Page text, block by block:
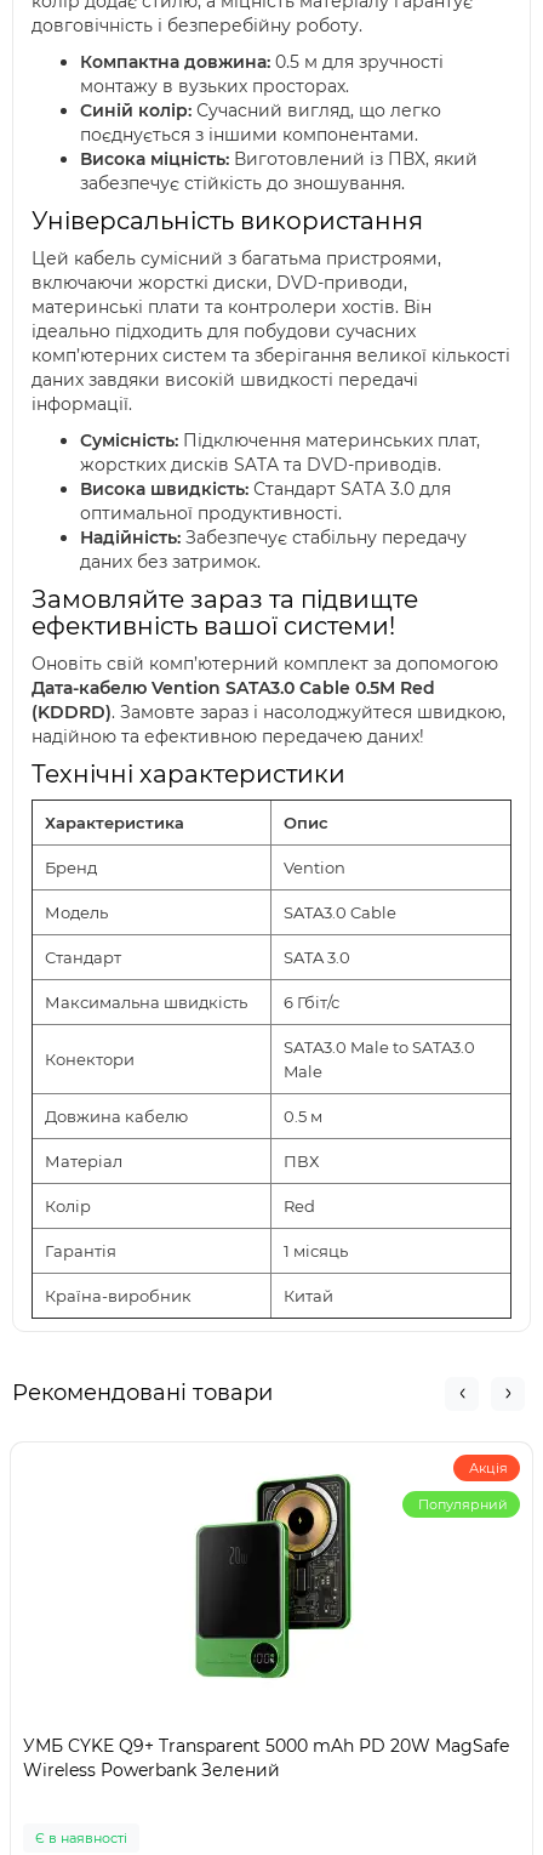
довговічність і безперебійну роботу.
Компактна довжина: 0.5 м для зручності
монтажу в вузьких просторах.
Синій колір: Сучасний вигляд, що легко
поєднується з іншими компонентами.
Висока міцність: Виготовлений із ПВХ, який
забезпечує стійкість до зношування.
Універсальність використання
Цей кабель сумісний з багатьма пристроями,
включаючи жорсткі диски, DVD-приводи,
материнські плати та контролери хостів. Він
ідеально підходить для побудови сучасних
комп’ютерних систем та зберігання великої кількості
даних завдяки високій швидкості передачі
інформації.
Сумісність: Підключення материнських плат,
жорстких дисків SATA та DVD-приводів.
Висока швидкість: Стандарт SATA 3.0 для
оптимальної продуктивності.
Надійність: Забезпечує стабільну передачу
даних без затримок.
Замовляйте зараз та підвищте
ефективність вашої системи!
Оновіть свій комп’ютерний комплект за допомогою
Дата-кабелю Vention SATA3.0 Cable 0.5M Red
(KDDRD). Замовте зараз і насолоджуйтеся швидкою,
надійною та ефективною передачею даних!
Технічні характеристики
Характеристика Опис
Бренд Vention
Модель SATA3.0 Cable
Стандарт SATA 3.0
Максимальна швидкість 6 Гбіт/с
Конектори
SATA3.0 Male to SATA3.0
Male
Довжина кабелю 0.5 м
Матеріал ПВХ
Колір Red
Гарантія 1 місяць
Країна-виробник Китай
Рекомендовані товари
Акція
Популярний
УМБ CYKE Q9+ Transparent 5000 mAh PD 20W MagSafe
Wireless Powerbank Зелений
Є в наявності